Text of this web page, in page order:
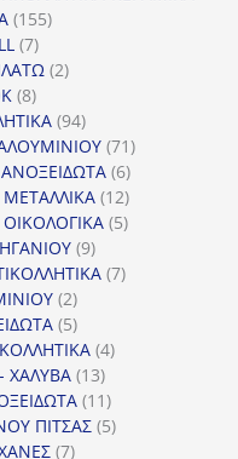
155155
77
προϊόντα
22
88
προϊόντα
9494
προϊόντα
7171
προϊόντα
ΑΝΟΞΕΙΔΩΤΑ 66
προϊόντα
ΜΕΤΑΛΛΙΚΑ 1212
προϊόντα
ΟΙΚΟΛΟΓΙΚΑ 55
99
προϊόντα
77
22
προϊόντα
55
προϊόντα
44
ΧΑΛΥΒΑ 1313
προϊόντα
1111
προϊόντα
ΠΙΤΣΑΣ 55
77